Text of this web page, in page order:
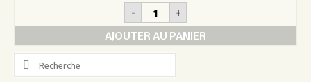
- quantité
de
Araignée
de
veau
+
AJOUTER AU PANIER
Search
for: